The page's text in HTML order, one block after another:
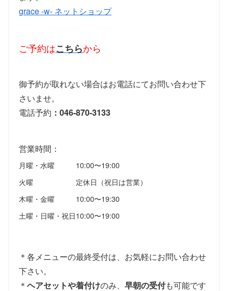
grace -w- ネットショップ
ご予約はこちらから
御予約が取れない場合はお電話にてお問い合わせ下
さいませ。
電話予約 ：046-870-3133
営業時間：
月曜・水曜
10:00〜19:00
火曜
定休日（祝日は営業）
木曜・金曜
10:00〜19:30
土曜・日曜・祝日10:00〜19:00
＊各メニューの最終受付は、お気軽にお問い合わせ
下さい。
＊ ヘアセットや着付けのみ、 早朝の受付も可能です